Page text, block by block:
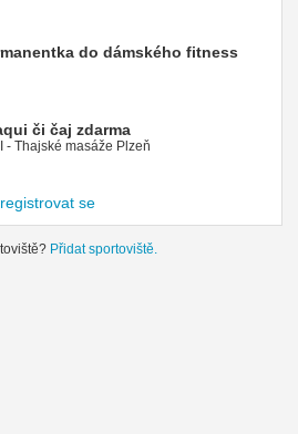
do dámského fitness
či čaj zdarma
- Thajské masáže Plzeň
se
Přidat sportoviště.